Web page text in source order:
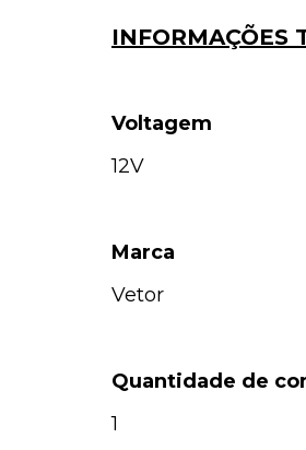
INFORMAÇÕES
Voltagem
12V
Marca
Vetor
Quantidade de
1